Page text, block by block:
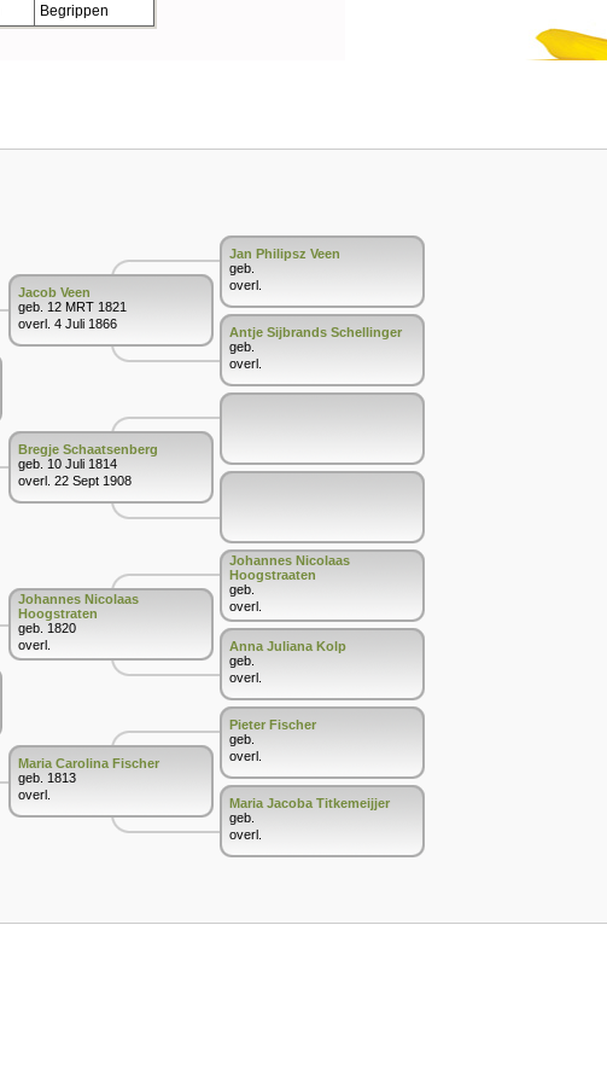
Begrippen
Jacob Veen
geb. 12 MRT 1821
overl. 4 Juli 1866
Bregje Schaatsenberg
geb. 10 Juli 1814
overl. 22 Sept 1908
Johannes Nicolaas
Hoogstraten
geb. 1820
overl.
Maria Carolina Fischer
geb. 1813
overl.
Jan Philipsz Veen
geb.
overl.
Antje Sijbrands Schellinger
geb.
overl.
Johannes Nicolaas
Hoogstraaten
geb.
overl.
Anna Juliana Kolp
geb.
overl.
Pieter Fischer
geb.
overl.
Maria Jacoba Titkemeijjer
geb.
overl.